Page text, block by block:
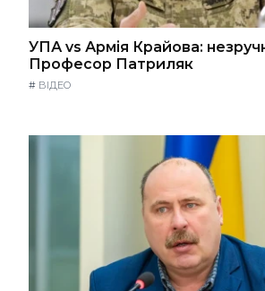
УПА vs Армія Крайова:
Професор Патриляк
# ВІДЕО